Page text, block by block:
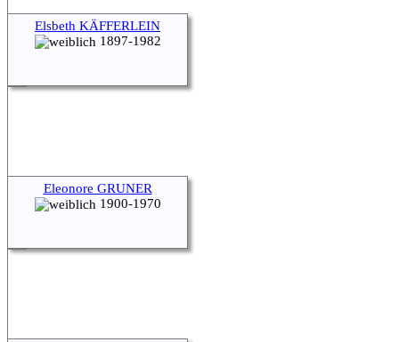
Elsbeth KÄFFERLEIN
1897-1982
Eleonore GRUNER
1900-1970